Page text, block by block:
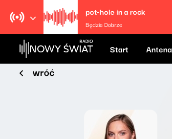
pot-hole in a rock
Będzie Dobrze
Start Antena
wróć